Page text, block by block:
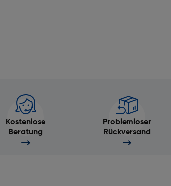
Kostenlose
Beratung
Problemloser
Rückversand